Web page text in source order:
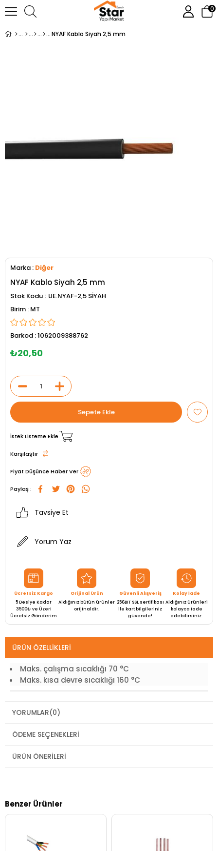
0
NYAF Kablo Siyah 2,5 mm
Marka : Diğer
NYAF Kablo Siyah 2,5 mm
Stok Kodu
UE.NYAF-2,5 SİYAH
MT
Barkod :1062009388762
₺20,50
İstek Listeme Ekle
Karşılaştır
Fiyat Düşünce Haber Ver
Paylaş :
Tavsiye Et
Yorum Yaz
Ücretsiz Kargo
5 Desiye Kadar
3500₺ ve Üzeri
Ücretsiz Gönderim
Orijinal Ürün
Aldığınız bütün ürünler
orijinaldir.
Güvenli Alışveriş
256BIT SSL sertifikası
ile kart bilgileriniz
güvende!
Kolay İade
Aldığınız ürünleri
kolayca iade
edebilirsiniz.
ÜRÜN ÖZELLIKLERI
Maks. çalışma sıcaklığı 70 °C
Maks. kısa devre sıcaklığı 160 °C
YORUMLAR(0)
ÖDEME SEÇENEKLERI
ÜRÜN ÖNERILERI
Benzer Ürünler